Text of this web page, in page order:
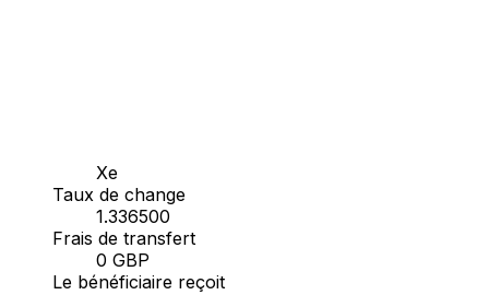
Xe
Taux de change
1.336500
Frais de transfert
0 GBP
Le bénéficiaire reçoit